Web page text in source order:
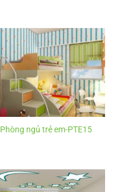
Phòng ngủ trẻ em-PTE15